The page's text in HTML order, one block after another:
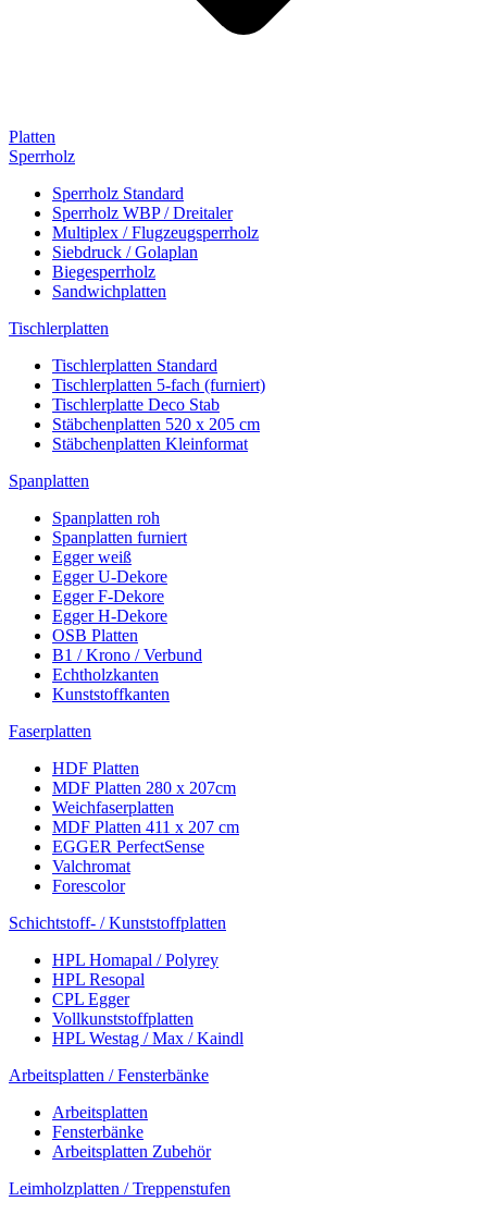
Platten
Sperrholz
Sperrholz Standard
Sperrholz WBP / Dreitaler
Multiplex / Flugzeugsperrholz
Siebdruck / Golaplan
Biegesperrholz
Sandwichplatten
Tischlerplatten
Tischlerplatten Standard
Tischlerplatten 5-fach (furniert)
Tischlerplatte Deco Stab
Stäbchenplatten 520 x 205 cm
Stäbchenplatten Kleinformat
Spanplatten
Spanplatten roh
Spanplatten furniert
Egger weiß
Egger U-Dekore
Egger F-Dekore
Egger H-Dekore
OSB Platten
B1 / Krono / Verbund
Echtholzkanten
Kunststoffkanten
Faserplatten
HDF Platten
MDF Platten 280 x 207cm
Weichfaserplatten
MDF Platten 411 x 207 cm
EGGER PerfectSense
Valchromat
Forescolor
Schichtstoff- / Kunststoffplatten
HPL Homapal / Polyrey
HPL Resopal
CPL Egger
Vollkunststoffplatten
HPL Westag / Max / Kaindl
Arbeitsplatten / Fensterbänke
Arbeitsplatten
Fensterbänke
Arbeitsplatten Zubehör
Leimholzplatten / Treppenstufen